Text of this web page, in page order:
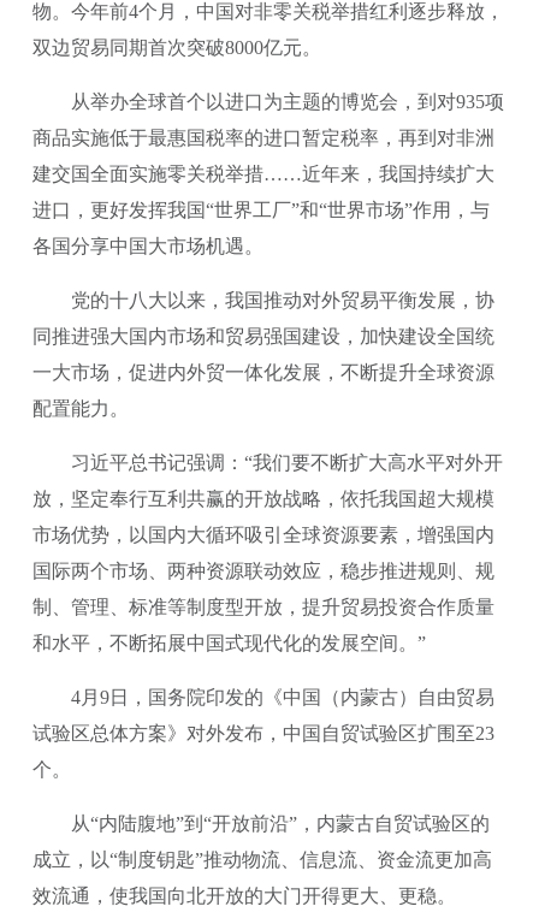
物。今年前4个月，中国对非零关税举措红利逐步释放，
双边贸易同期首次突破8000亿元。
从举办全球首个以进口为主题的博览会，到对935项
商品实施低于最惠国税率的进口暂定税率，再到对非洲
建交国全面实施零关税举措……近年来，我国持续扩大
进口，更好发挥我国“世界工厂”和“世界市场”作用，与
各国分享中国大市场机遇。
党的十八大以来，我国推动对外贸易平衡发展，协
同推进强大国内市场和贸易强国建设，加快建设全国统
一大市场，促进内外贸一体化发展，不断提升全球资源
配置能力。
习近平总书记强调：“我们要不断扩大高水平对外开
放，坚定奉行互利共赢的开放战略，依托我国超大规模
市场优势，以国内大循环吸引全球资源要素，增强国内
国际两个市场、两种资源联动效应，稳步推进规则、规
制、管理、标准等制度型开放，提升贸易投资合作质量
和水平，不断拓展中国式现代化的发展空间。”
4月9日，国务院印发的《中国（内蒙古）自由贸易
试验区总体方案》对外发布，中国自贸试验区扩围至23
个。
从“内陆腹地”到“开放前沿”，内蒙古自贸试验区的
成立，以“制度钥匙”推动物流、信息流、资金流更加高
效流通，使我国向北开放的大门开得更大、更稳。